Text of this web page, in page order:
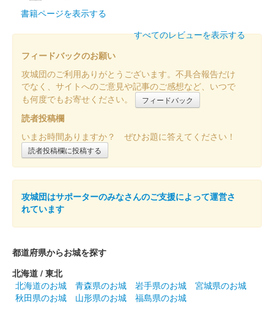
販売終了
2025年6月7、8日に開催された「群馬戦国御城印サミット
2025」の前橋市立高等学校書道部のブースにて販売された御城
印。100枚限定
前橋城 御城印 前橋百貨リニューアルオープン記念限
定版 金
販売終了
50枚限定
前橋城 御城印
販売終了
50枚限定
書籍ページを表示する
すべてのレビューを表示する
フィードバックのお願い
攻城団のご利用ありがとうございます。不具合報告だけ
でなく、サイトへのご意見や記事のご感想など、いつで
も何度でもお寄せください。
フィードバック
読者投稿欄
いまお時間ありますか？ ぜひお題に答えてください！
読者投稿欄に投稿する
攻城団はサポーターのみなさんのご支援によって運営さ
れています
都道府県からお城を探す
北海道 / 東北
北海道のお城
青森県のお城 岩手県のお城
宮城県のお城
秋田県のお城
山形県のお城
福島県のお城